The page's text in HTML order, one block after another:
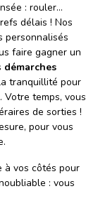
: rouler…
délais ! Nos
personnalisés
faire gagner un
démarches
tranquillité pour
. Votre temps, vous
de sorties !
pour vous
à vos côtés pour
: vous